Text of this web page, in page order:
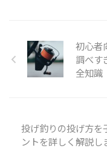
初心者
調べす
全知識
投げ釣りの投げ方を
ントを詳しく解説し